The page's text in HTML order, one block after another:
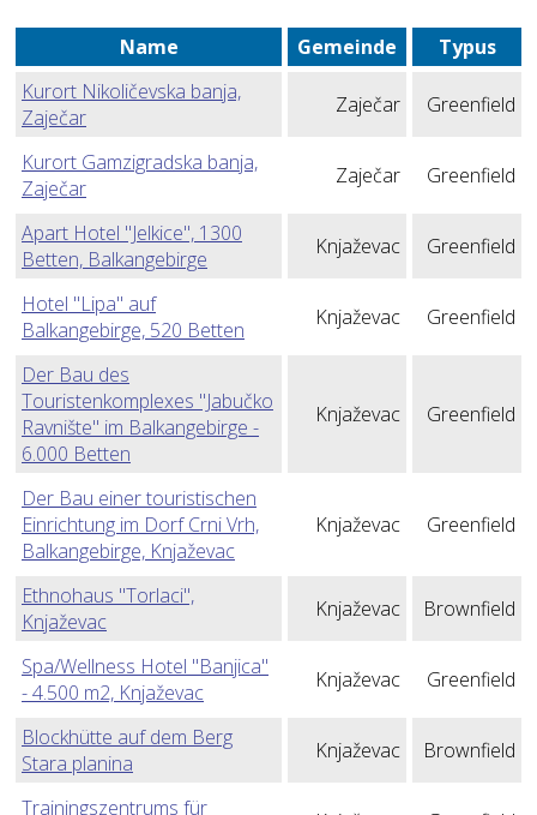
Name Gemeinde
Typus
Kurort Nikoličevska banja,
Zaječar
Zaječar Greenfield
Kurort Gamzigradska banja,
Zaječar
Zaječar Greenfield
Apart Hotel "Jelkice", 1300
Betten, Balkangebirge
Knjaževac Greenfield
Hotel "Lipa" auf
Balkangebirge, 520 Betten
Knjaževac Greenfield
Der Bau des
Touristenkomplexes "Jabučko
Ravnište" im Balkangebirge -
6.000 Betten
Knjaževac Greenfield
Der Bau einer touristischen
Einrichtung im Dorf Crni Vrh,
Balkangebirge, Knjaževac
Knjaževac Greenfield
Ethnohaus "Torlaci",
Knjaževac
Knjaževac Brownfield
Spa/Wellness Hotel "Banjica"
- 4.500 m2, Knjaževac
Knjaževac Greenfield
Blockhütte auf dem Berg
Stara planina
Knjaževac Brownfield
Trainingszentrums für